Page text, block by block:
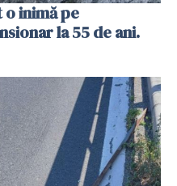
inimă pe
la 55 de ani.